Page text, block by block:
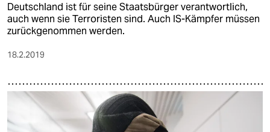
Deutschland ist für seine Staatsbürger verantwortlich,
auch wenn sie Terroristen sind. Auch IS-Kämpfer müssen
zurückgenommen werden.
18.2.2019